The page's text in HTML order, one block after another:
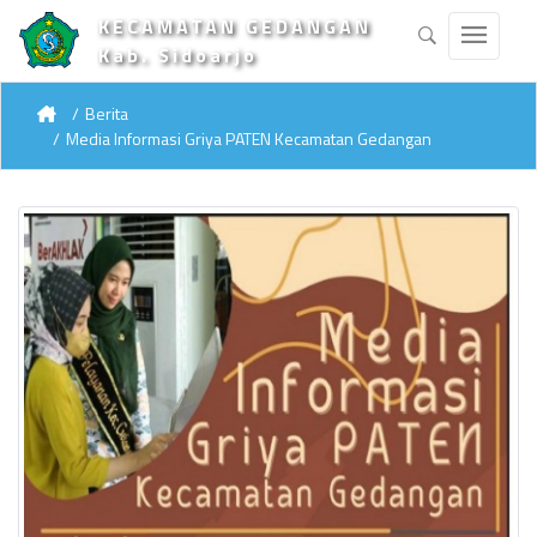
KECAMATAN GEDANGAN
Kab. Sidoarjo
Berita
Media Informasi Griya PATEN Kecamatan Gedangan